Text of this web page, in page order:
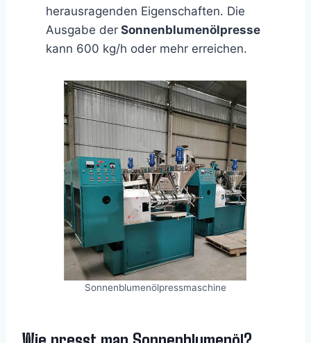
herausragenden Eigenschaften. Die
Ausgabe der Sonnenblumenölpresse
kann 600 kg/h oder mehr erreichen.
Sonnenblumenölpressmaschine